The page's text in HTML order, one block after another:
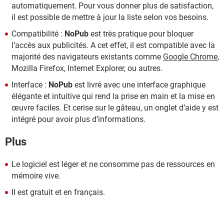
automatiquement. Pour vous donner plus de satisfaction,
il est possible de mettre à jour la liste selon vos besoins.
Compatibilité : NoPub est très pratique pour bloquer
l’accès aux publicités. A cet effet, il est compatible avec la
majorité des navigateurs existants comme Google Chrome,
Mozilla Firefox, Internet Explorer, ou autres.
Interface : NoPub est livré avec une interface graphique
élégante et intuitive qui rend la prise en main et la mise en
œuvre faciles. Et cerise sur le gâteau, un onglet d’aide y est
intégré pour avoir plus d’informations.
Plus
Le logiciel est léger et ne consomme pas de ressources en
mémoire vive.
Il est gratuit et en français.